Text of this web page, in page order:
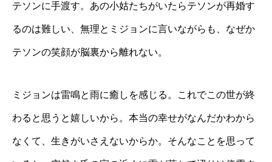
テソンに手渡す。あの小姑たちがいたらテソンが再婚す
るのは難しい、無理とミジョンに言いながらも、なぜか
テソンの笑顔が脳裏から離れない。
ミジョンは雷鳴と雨に癒しを感じる。これでこの世が終
わると思うと嬉しいから。本当の幸せがなんだかわから
なくて、生きがいさえないからか。そんなことを思って